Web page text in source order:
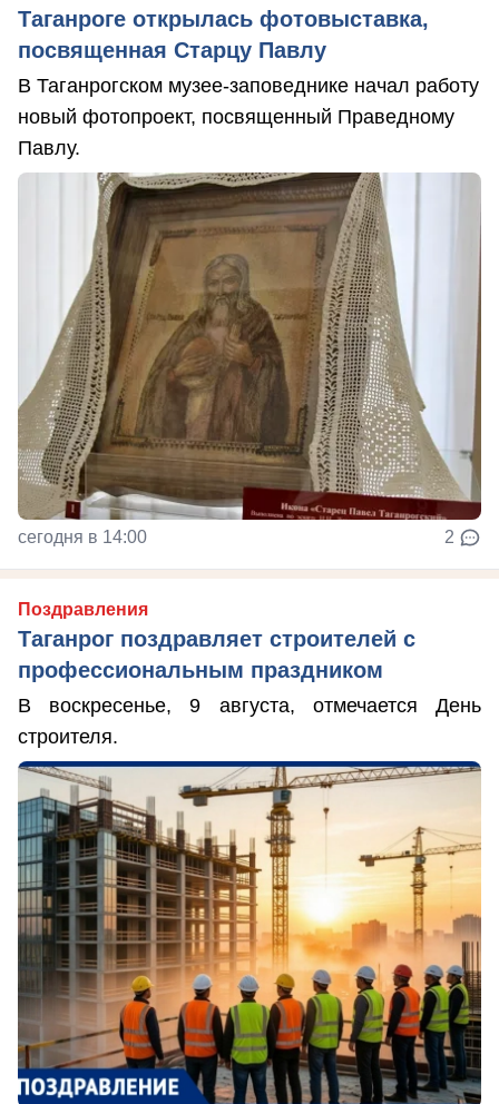
Таганроге открылась фотовыставка,
посвященная Старцу Павлу
В Таганрогском музее-заповеднике начал работу
новый фотопроект, посвященный Праведному
Павлу.
сегодня в 14:00 2
Поздравления
Таганрог поздравляет строителей с
профессиональным праздником
В воскресенье, 9 августа, отмечается День
строителя.